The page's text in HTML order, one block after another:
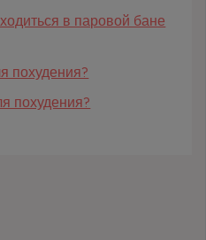
в паровой бане
похудения?
похудения?